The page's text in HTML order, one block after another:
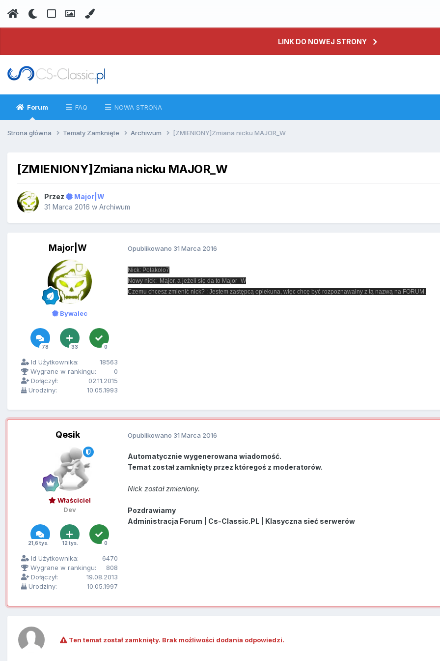
LINK DO NOWEJ STRONY
Forum FAQ NOWA STRONA
Strona główna Tematy Zamknięte Archiwum [ZMIENIONY]Zmiana nicku MAJOR_W
[ZMIENIONY]Zmiana nicku MAJOR_W
Przez
Major|W
31 Marca 2016 w Archiwum
Major|W
Bywalec
78 33 0
Id Użytkownika:
18563
Wygrane w rankingu:
0
Dołączył:
02.11.2015
Urodziny:
10.05.1993
Opublikowano 31 Marca 2016
Nick: Polakolo7
Nowy nick: Major, a jeżeli się da to Major_W
Czemu chcesz zmienić nick? : Jestem zastępcą opiekuna, więc chcę być rozpoznawalny z tą nazwą na FORUM.
Qesik
Właściciel
Dev
21,6 tys. 12 tys. 0
Id Użytkownika:
6470
Wygrane w rankingu:
808
Dołączył:
19.08.2013
Urodziny:
10.05.1997
Opublikowano 31 Marca 2016
Automatycznie wygenerowana wiadomość.
Temat został zamknięty przez któregoś z moderatorów.
Nick został zmieniony.
Pozdrawiamy
Administracja Forum | Cs-Classic.PL | Klasyczna sieć serwerów
Ten temat został zamknięty. Brak możliwości dodania odpowiedzi.